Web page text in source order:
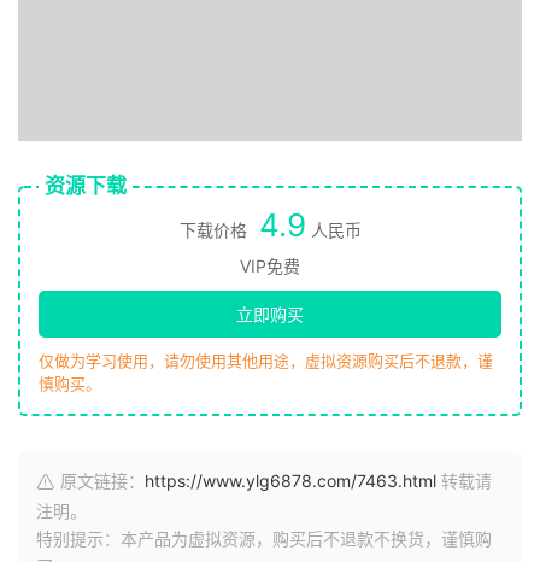
资源下载
下载价格 4.9 人民币
VIP免费
立即购买
仅做为学习使用，请勿使用其他用途，虚拟资源购买后不退款，谨
慎购买。
原文链接： https://www.ylg6878.com/7463.html 转载请
注明。
特别提示：本产品为虚拟资源，购买后不退款不换货，谨慎购